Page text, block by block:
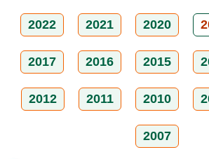
2022 2021 2020
2017 2016 2015
2012 2011 2010
2007